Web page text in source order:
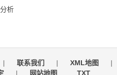
析
| 联系我们 | XML地图
|
| 网站地图 TXT